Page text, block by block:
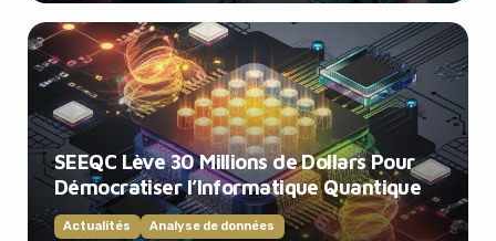
SEEQC Lève 30 Millions de Dollars Pour
Démocratiser l’Informatique Quantique
Actualités Analyse de données